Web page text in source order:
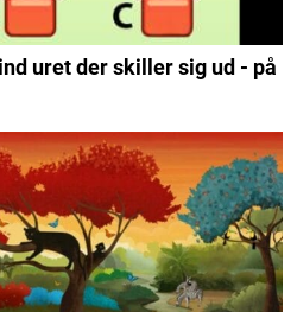
uret der skiller sig ud - på